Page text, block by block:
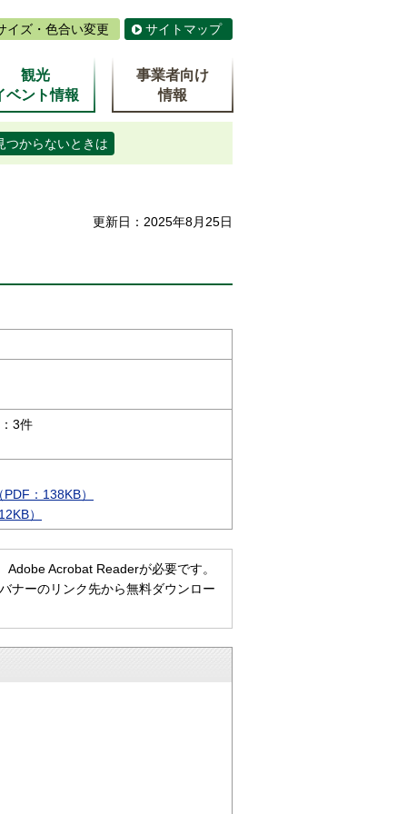
イズ・色合い変更 サイトマップ
観光
ベント情報
事業者向け
情報
つからないときは
更新日：2025年8月25日
3件
：138KB）
）
Acrobat Readerが必要です。
ナーのリンク先から無料ダウンロー